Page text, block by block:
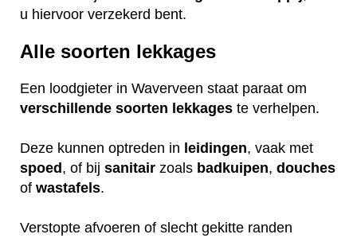
u hiervoor verzekerd bent.
Alle soorten lekkages
Een loodgieter in Waverveen staat paraat om
verschillende soorten lekkages te verhelpen.
Deze kunnen optreden in leidingen, vaak met
spoed, of bij sanitair zoals badkuipen, douches
of wastafels.
Verstopte afvoeren of slecht gekitte randen